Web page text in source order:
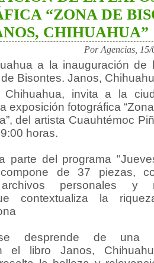
“ZONA DE
CHIHUAHUA”
Por Agencias,
a la inauguración de
Bisontes. Janos,
Chihuahua, invita a la
exposición fotográfica
del artista Cuauhtémoc
horas.
parte del programa
de 37 piezas,
archivos personales y
contextualiza la
desprende de una
el libro Janos,